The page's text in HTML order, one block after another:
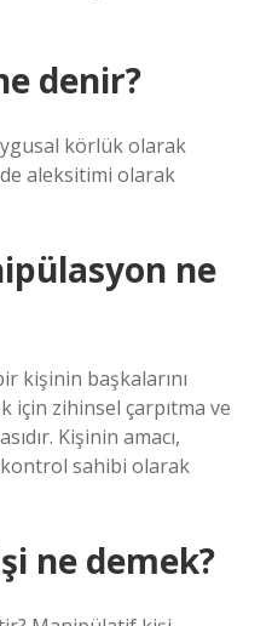
denir?
körlük olarak
aleksitimi olarak
ne
kişinin başkalarını
zihinsel çarpıtma ve
Kişinin amacı,
kontrol sahibi olarak
ne demek?